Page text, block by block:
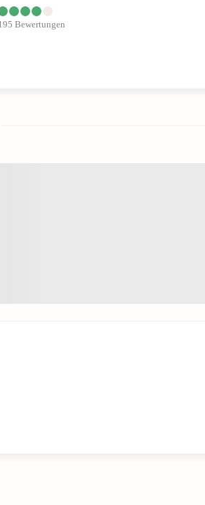
Bewertungen